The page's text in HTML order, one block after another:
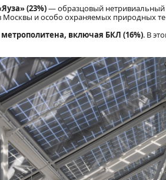
(23%)— образцовый нетривиальный
Москвы и особо охраняемых природных
включая БКЛ (16%). В